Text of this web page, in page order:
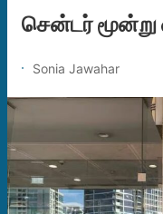
சென்டர் மூன்று
Sonia Jawahar